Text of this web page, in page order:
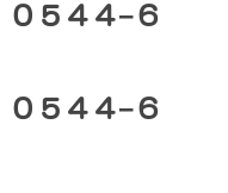
４４−６
４４−６